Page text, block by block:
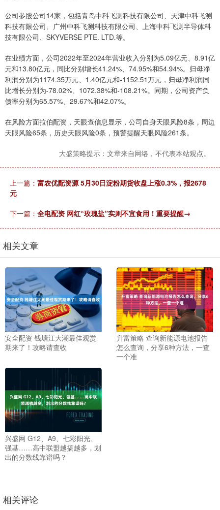
公司参股公司14家，包括青岛中科飞测科技有限公司、天津中科飞测
科技有限公司、广州中科飞测科技有限公司、上海中科飞测半导体科
技有限公司、SKYVERSE PTE. LTD.等。
在业绩方面，公司2022年至2024年营业收入分别为5.09亿元、8.91亿
元和13.80亿元，同比分别增长41.24%、74.95%和54.94%。归母净
利润分别为1174.35万元、1.40亿元和-1152.51万元，归母净利润同
比增长分别为-78.02%、1072.38%和-108.21%。同期，公司资产负
债率分别为65.57%、29.67%和42.07%。
在风险方面拉伯配资，天眼查信息显示，公司自身天眼风险8条，周边
天眼风险65条，历史天眼风险0条，预警提醒天眼风险261条。
大盛策略提示：文章来自网络，不代表本站观点。
上一篇： 富农优配资源 5月30日淀粉期货收盘上涨0.3%，报2678
元
下一篇： 全电配资 网红“玫瑰盐”实则不宜食用！重要提醒→
相关文章
安全配资 钱塘江大潮最佳观赏
期来了！攻略请查收
升富策略 查询新能源电池报告
怎么查询，分享6种方法，一查
一个准
兴盛网 G12、A9、七彩阳光、
强基……高中联盟越搞越多，划
出的分数线靠谱吗？
相关评论